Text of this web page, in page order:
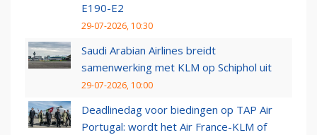
E190-E2
29-07-2026, 10:30
Saudi Arabian Airlines breidt
samenwerking met KLM op Schiphol uit
29-07-2026, 10:00
Deadlinedag voor biedingen op TAP Air
Portugal: wordt het Air France-KLM of